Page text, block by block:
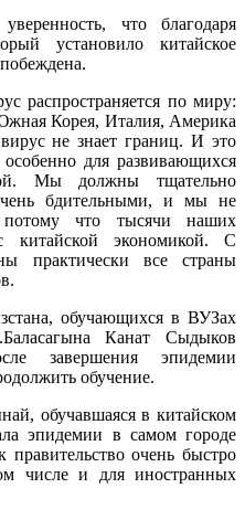
что благодаря
установило китайское
распространяется по миру:
Корея, Италия, Америка
не знает границ. И это
для развивающихся
Мы должны тщательно
бдительными, и мы не
что тысячи наших
китайской экономикой. С
практически все страны
обучающихся в ВУЗах
Канат Сыдыков
завершения эпидемии
обучение.
обучавшаяся в китайском
эпидемии в самом городе
очень быстро
числе и для иностранных